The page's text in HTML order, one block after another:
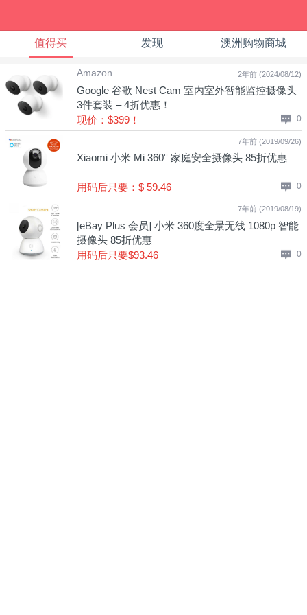
值得买 发现 澳洲购物商城
2年前 (2024/08/12)
Amazon
Google 谷歌 Nest Cam 室内室外智能监控摄像头
3件套装 – 4折优惠！
现价：$399！
0
7年前 (2019/09/26)
Xiaomi 小米 Mi 360° 家庭安全摄像头 85折优惠
用码后只要：$ 59.46 0
7年前 (2019/08/19)
[eBay Plus 会员] 小米 360度全景无线 1080p 智能
摄像头 85折优惠
用码后只要$93.46
0